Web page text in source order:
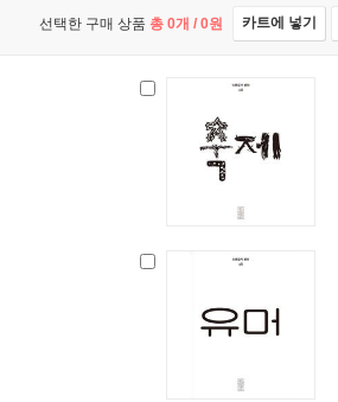
선택한 구매 상품 총 0개 / 0원 카트에 넣기